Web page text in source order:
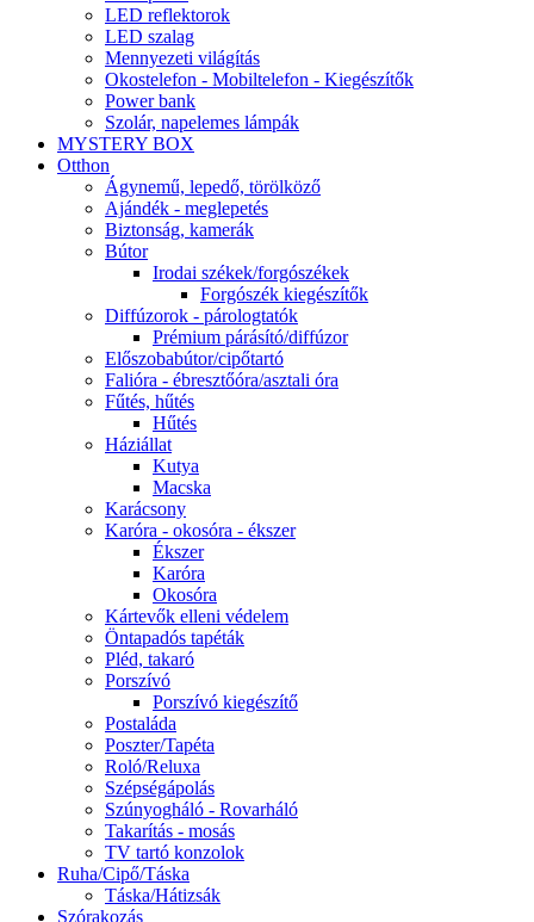
LED reflektorok
LED szalag
Mennyezeti világítás
Okostelefon - Mobiltelefon - Kiegészítők
Power bank
Szolár, napelemes lámpák
MYSTERY BOX
Otthon
Ágynemű, lepedő, törölköző
Ajándék - meglepetés
Biztonság, kamerák
Bútor
Irodai székek/forgószékek
Forgószék kiegészítők
Diffúzorok - párologtatók
Prémium párásító/diffúzor
Előszobabútor/cipőtartó
Falióra - ébresztőóra/asztali óra
Fűtés, hűtés
Hűtés
Háziállat
Kutya
Macska
Karácsony
Karóra - okosóra - ékszer
Ékszer
Karóra
Okosóra
Kártevők elleni védelem
Öntapadós tapéták
Pléd, takaró
Porszívó
Porszívó kiegészítő
Postaláda
Poszter/Tapéta
Roló/Reluxa
Szépségápolás
Szúnyogháló - Rovarháló
Takarítás - mosás
TV tartó konzolok
Ruha/Cipő/Táska
Táska/Hátizsák
Szórakozás